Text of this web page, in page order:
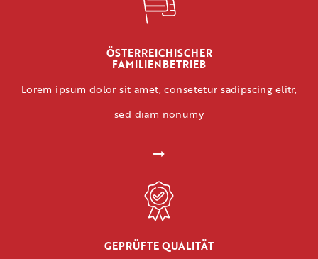
ÖSTERREICHISCHER
FAMILIENBETRIEB
Lorem ipsum dolor sit amet, consetetur sadipscing elitr,
sed diam nonumy
GEPRÜFTE QUALITÄT